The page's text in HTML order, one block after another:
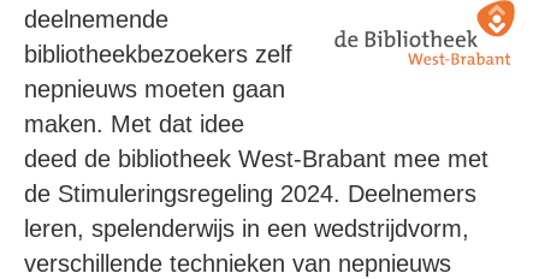
deelnemende
bibliotheekbezoekers zelf
nepnieuws moeten gaan
maken. Met dat idee
deed de bibliotheek West-Brabant mee met
de Stimuleringsregeling 2024. Deelnemers
leren, spelenderwijs in een wedstrijdvorm,
verschillende technieken van nepnieuws